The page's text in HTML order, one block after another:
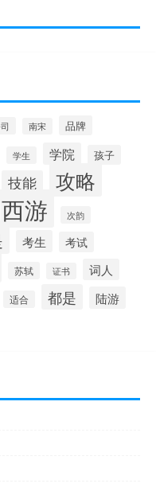
南宋 品牌
学生 学院 孩子
技能 攻略
游 次韵
考生 考试
苏轼 证书 词人
适合 都是 陆游